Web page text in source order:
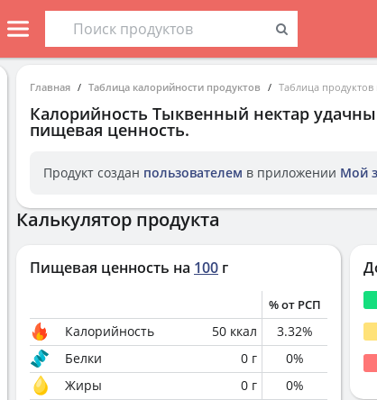
Главная Таблица калорийности продуктов Таблица продуктов
Калорийность Тыквенный нектар
пищевая ценность.
Продукт создан пользователем в приложении Мой
Калькулятор продукта
Пищевая ценность на 100 г
% от РСП
Калорийность 50 ккал 3.32%
Белки
0 г 0%
Жиры
0 г 0%